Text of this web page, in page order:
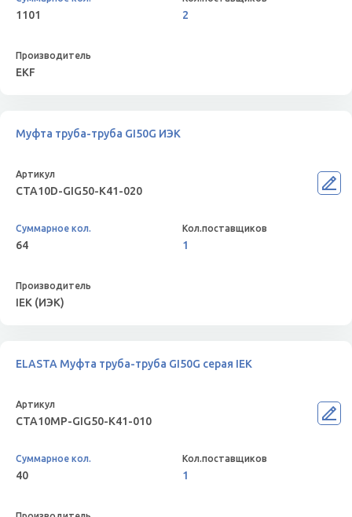
1101 2
EKF
Муфта труба-труба GI50G ИЭК
CTA10D-GIG50-K41-020
64 1
IEK (ИЭК)
ELASTA Муфта труба-труба GI50G серая IEK
CTA10MP-GIG50-K41-010
40 1